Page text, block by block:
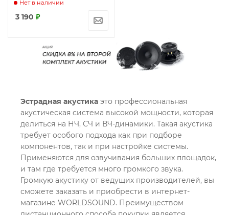
Нет в наличии
3 190 ₽
Эстрадная акустика это профессиональная
акустическая система высокой мощности, которая
делиться на НЧ, СЧ и ВЧ-динамики. Такая акустика
требует особого подхода как при подборе
компонентов, так и при настройке системы.
Применяются для озвучивания больших площадок,
и там где требуется много громкого звука.
Громкую акустику от ведущих производителей, вы
сможете заказать и приобрести в интернет-
магазине WORLDSOUND. Преимуществом